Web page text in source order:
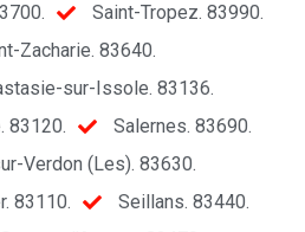
Saint-Tropez. 83990.
Zacharie. 83640.
sur-Issole. 83136.
83120.
Salernes. 83690.
Verdon (Les). 83630.
83110.
Seillans. 83440.